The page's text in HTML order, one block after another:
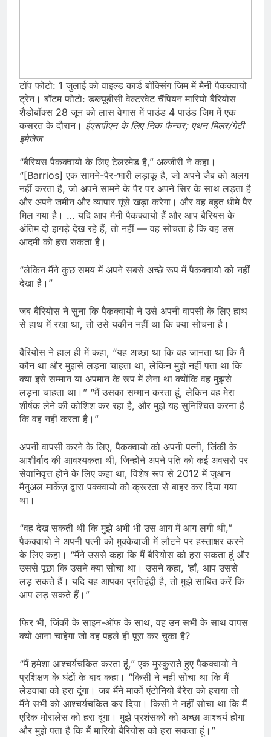
टॉप फोटो: 1 जुलाई को वाइल्ड कार्ड बॉक्सिंग जिम में मैनी पैकक्वायो
ट्रेन। बॉटम फोटो: डब्ल्यूबीसी वेल्टरवेट चैंपियन मारियो बैरियोस
शैडोबॉक्स 28 जून को लास वेगास में पाउंड 4 पाउंड जिम में एक
कसरत के दौरान। ईएसपीएन के लिए निक फैन्चर; एथन मिलर/गेटी
इमेजेज
“बैरियस पैकक्वायो के लिए टेलरमेड है,” अल्जीरी ने कहा।
“[Barrios] एक सामने-पैर-भारी लड़ाकू है, जो अपने जैब को अलग
नहीं करता है, जो अपने सामने के पैर पर अपने सिर के साथ लड़ता है
और अपने जमीन और व्यापार घूंसे खड़ा करेगा। और वह बहुत धीमे पैर
मिल गया है। … यदि आप मैनी पैकक्वायो हैं और आप बैरियस के
अंतिम दो झगड़े देख रहे हैं, तो नहीं — वह सोचता है कि वह उस
आदमी को हरा सकता है।
“लेकिन मैंने कुछ समय में अपने सबसे अच्छे रूप में पैकक्वायो को नहीं
देखा है।”
जब बैरियोस ने सुना कि पैकक्वायो ने उसे अपनी वापसी के लिए हाथ
से हाथ में रखा था, तो उसे यकीन नहीं था कि क्या सोचना है।
बैरियोस ने हाल ही में कहा, “यह अच्छा था कि वह जानता था कि मैं
कौन था और मुझसे लड़ना चाहता था, लेकिन मुझे नहीं पता था कि
क्या इसे सम्मान या अपमान के रूप में लेना था क्योंकि वह मुझसे
लड़ना चाहता था।” “मैं उसका सम्मान करता हूं, लेकिन वह मेरा
शीर्षक लेने की कोशिश कर रहा है, और मुझे यह सुनिश्चित करना है
कि वह नहीं करता है।”
अपनी वापसी करने के लिए, पैकक्वायो को अपनी पत्नी, जिंकी के
आशीर्वाद की आवश्यकता थी, जिन्होंने अपने पति को कई अवसरों पर
सेवानिवृत्त होने के लिए कहा था, विशेष रूप से 2012 में जुआन
मैनुअल मार्केज़ द्वारा पक्क्वायो को क्रूरता से बाहर कर दिया गया
था।
“वह देख सकती थी कि मुझे अभी भी उस आग में आग लगी थी,”
पैकक्वायो ने अपनी पत्नी को मुक्केबाजी में लौटने पर हस्ताक्षर करने
के लिए कहा। “मैंने उससे कहा कि मैं बैरियोस को हरा सकता हूं और
उससे पूछा कि उसने क्या सोचा था। उसने कहा, ‘हाँ, आप उससे
लड़ सकते हैं। यदि यह आपका प्रतिद्वंद्वी है, तो मुझे साबित करें कि
आप लड़ सकते हैं।”
फिर भी, जिंकी के साइन-ऑफ के साथ, वह उन सभी के साथ वापस
क्यों आना चाहेगा जो वह पहले ही पूरा कर चुका है?
“मैं हमेशा आश्चर्यचकित करता हूं,” एक मुस्कुराते हुए पैकक्वायो ने
प्रशिक्षण के घंटों के बाद कहा। “किसी ने नहीं सोचा था कि मैं
लेडवाबा को हरा दूंगा। जब मैंने मार्को एंटोनियो बैरेरा को हराया तो
मैंने सभी को आश्चर्यचकित कर दिया। किसी ने नहीं सोचा था कि मैं
एरिक मोरालेस को हरा दूंगा। मुझे प्रशंसकों को अच्छा आश्चर्य होगा
और मुझे पता है कि मैं मारियो बैरियोस को हरा सकता हूं।”